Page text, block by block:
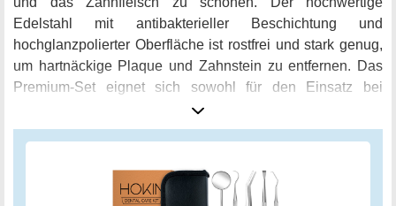
Edelstahl mit antibakterieller Beschichtung und
hochglanzpolierter Oberfläche ist rostfrei und stark genug,
um hartnäckige Plaque und Zahnstein zu entfernen. Das
Premium-Set eignet sich sowohl für den Einsatz bei
Zahnärzten als auch für den persönlichen Gebrauch. Mit
verschiedenen Winkeln und Formen sind die Werkzeuge
geeignet und sorgen für eine gründliche Entfernung von
Lebensmittelresten und Bakterien. So wird nicht nur die